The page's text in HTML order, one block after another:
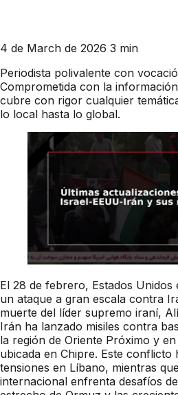
4 de March de 2026 3 min
Periodista polivalente con
Comprometida con la
cubre con rigor cualquier
lo local hasta lo global.
El 28 de febrero, Estados
un ataque a gran escala contra
muerte del líder supremo iraní,
Irán ha lanzado misiles contra
la región de Oriente Próximo y
ubicada en Chipre. Este conflicto
tensiones en Líbano, mientras
internacional enfrenta desafíos